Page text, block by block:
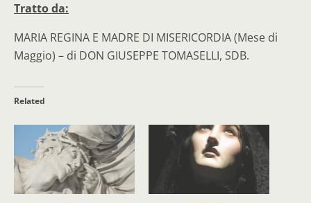
Tratto da:
MARIA REGINA E MADRE DI MISERICORDIA (Mese di
Maggio) – di DON GIUSEPPE TOMASELLI, SDB.
Related